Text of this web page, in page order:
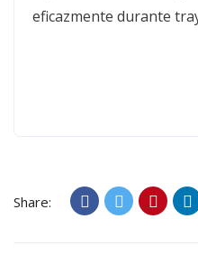
eficazmente durante
Share: